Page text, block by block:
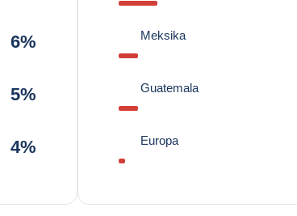
6%
5%
4%
Meksika
Guatemala
Europa